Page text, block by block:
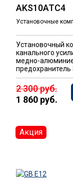
AKS10ATC4
Установочные
Установочный
канального
медно-
предохранитель
2 300 руб.
1 860 руб.
Акция